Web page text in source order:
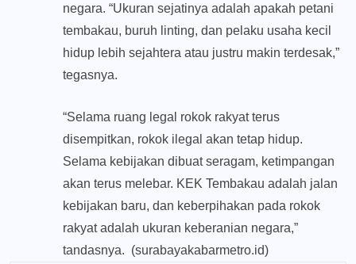
negara. “Ukuran sejatinya adalah apakah petani
tembakau, buruh linting, dan pelaku usaha kecil
hidup lebih sejahtera atau justru makin terdesak,”
tegasnya.
“Selama ruang legal rokok rakyat terus
disempitkan, rokok ilegal akan tetap hidup.
Selama kebijakan dibuat seragam, ketimpangan
akan terus melebar. KEK Tembakau adalah jalan
kebijakan baru, dan keberpihakan pada rokok
rakyat adalah ukuran keberanian negara,”
tandasnya. (surabayakabarmetro.id)